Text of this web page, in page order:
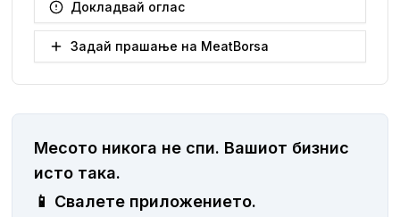
Докладвай оглас
Задай прашање на MeatBorsa
Месото никога не спи. Вашиот бизнис
исто така.
📱 Свалете приложението.